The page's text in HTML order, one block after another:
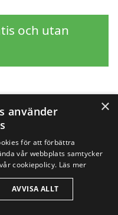
och utan
i andra
×
använder
för att förbättra
vår webbplats samtycker
cookiepolicy. Läs mer
AVVISA ALLT